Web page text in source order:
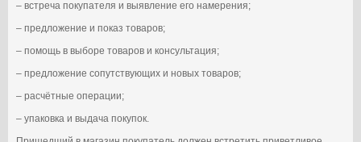
– встреча покупателя и выявление его намерения;
– предложение и показ товаров;
– помощь в выборе товаров и консультация;
– предложение сопутствующих и новых товаров;
– расчётные операции;
– упаковка и выдача покупок.